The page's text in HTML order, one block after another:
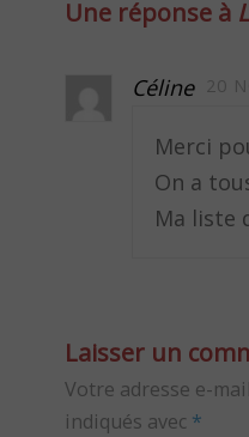
Une réponse à
Céline 20
Merci
On a
Ma liste
Laisser un
Votre adresse e-
indiqués avec *